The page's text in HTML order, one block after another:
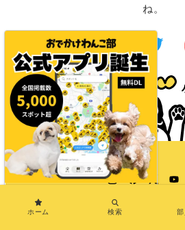
ね。
Instagram
Facebook
ホーム 検索